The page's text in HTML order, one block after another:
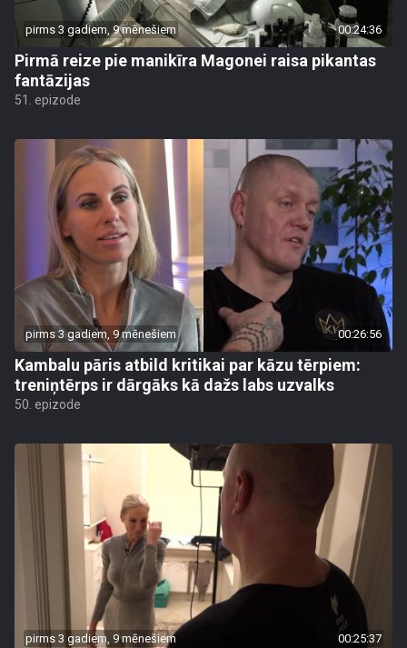
pirms 3 gadiem, 9 mēnešiem 00:24:36
Pirmā reize pie manikīra Magonei raisa pikantas
fantāzijas
51. epizode
pirms 3 gadiem, 9 mēnešiem 00:26:56
Kambalu pāris atbild kritikai par kāzu tērpiem:
treniņtērps ir dārgāks kā dažs labs uzvalks
50. epizode
pirms 3 gadiem, 9 mēnešiem 00:25:37